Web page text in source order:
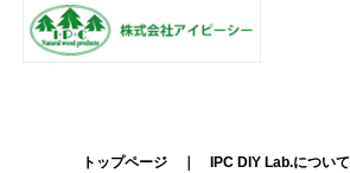
トップページ IPC DIY Lab.について